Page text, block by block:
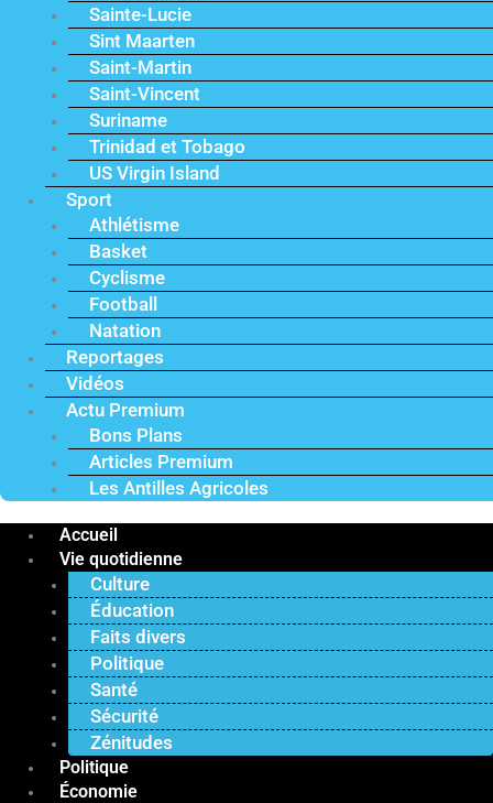
Sainte-Lucie
Sint Maarten
Saint-Martin
Saint-Vincent
Suriname
Trinidad et Tobago
US Virgin Island
Sport
Athlétisme
Basket
Cyclisme
Football
Natation
Reportages
Vidéos
Actu Premium
Bons Plans
Articles Premium
Les Antilles Agricoles
Accueil
Vie quotidienne
Culture
Éducation
Faits divers
Politique
Santé
Sécurité
Zénitudes
Politique
Économie